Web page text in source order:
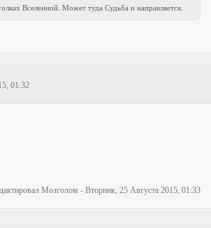
Вселенной. Может туда Судьба и направляется.
01:32
Мозголом - Вторник, 25 Августа 2015, 01:33